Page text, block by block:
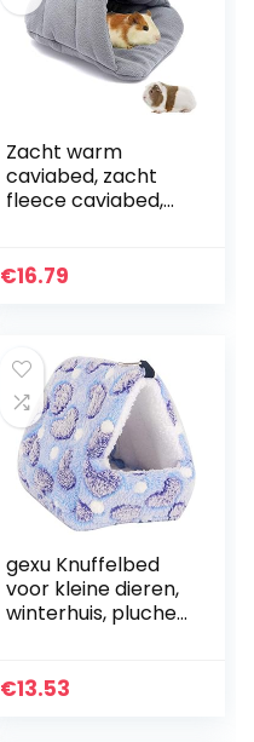
Zacht warm
caviabed, zacht
fleece caviabed,
gezellige
€16.79
gexu Knuffelbed
voor kleine dieren,
winterhuis, pluche
multifunctioneel
€13.53